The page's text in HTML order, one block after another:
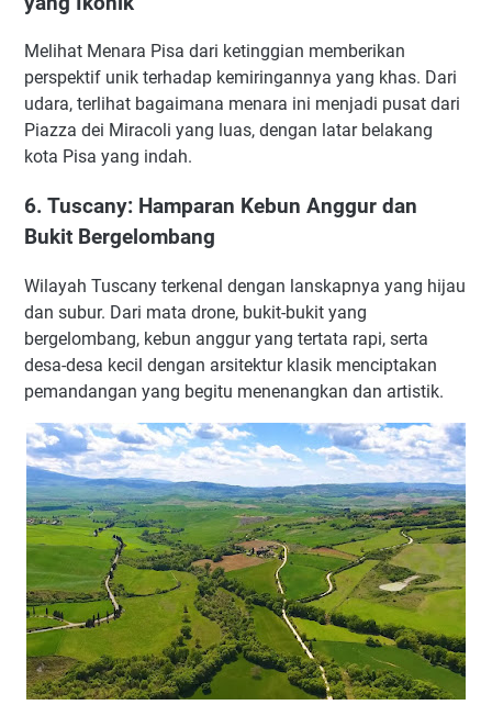
Melihat Menara Pisa dari ketinggian memberikan
perspektif unik terhadap kemiringannya yang khas. Dari
udara, terlihat bagaimana menara ini menjadi pusat dari
Piazza dei Miracoli yang luas, dengan latar belakang
kota Pisa yang indah.
6. Tuscany: Hamparan Kebun Anggur dan
Bukit Bergelombang
Wilayah Tuscany terkenal dengan lanskapnya yang hijau
dan subur. Dari mata drone, bukit-bukit yang
bergelombang, kebun anggur yang tertata rapi, serta
desa-desa kecil dengan arsitektur klasik menciptakan
pemandangan yang begitu menenangkan dan artistik.